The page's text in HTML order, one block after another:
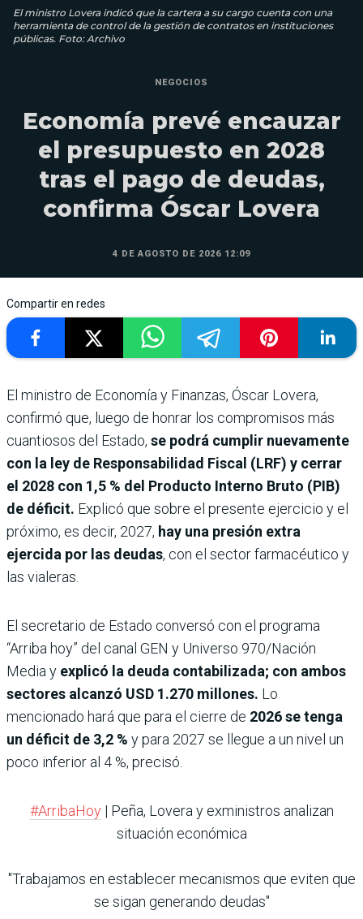
El ministro Lovera indicó que la cartera a su cargo cuenta con una
herramienta de control de la gestión de contratos en instituciones
públicas. Foto: Archivo
NEGOCIOS
Economía prevé encauzar
el presupuesto en 2028
tras el pago de deudas,
confirma Óscar Lovera
4 DE AGOSTO DE 2026 12:09
Compartir en redes
El ministro de Economía y Finanzas, Óscar Lovera,
confirmó que, luego de honrar los compromisos más
cuantiosos del Estado, se podrá cumplir nuevamente
con la ley de Responsabilidad Fiscal (LRF) y cerrar
el 2028 con 1,5 % del Producto Interno Bruto (PIB)
de déficit. Explicó que sobre el presente ejercicio y el
próximo, es decir, 2027, hay una presión extra
ejercida por las deudas, con el sector farmacéutico y
las vialeras.
El secretario de Estado conversó con el programa
“Arriba hoy” del canal GEN y Universo 970/Nación
Media y explicó la deuda contabilizada; con ambos
sectores alcanzó USD 1.270 millones. Lo
mencionado hará que para el cierre de 2026 se tenga
un déficit de 3,2 % y para 2027 se llegue a un nivel un
poco inferior al 4 %, precisó.
#ArribaHoy| Peña, Lovera y exministros analizan
situación económica
"Trabajamos en establecer mecanismos que eviten que
se sigan generando deudas"